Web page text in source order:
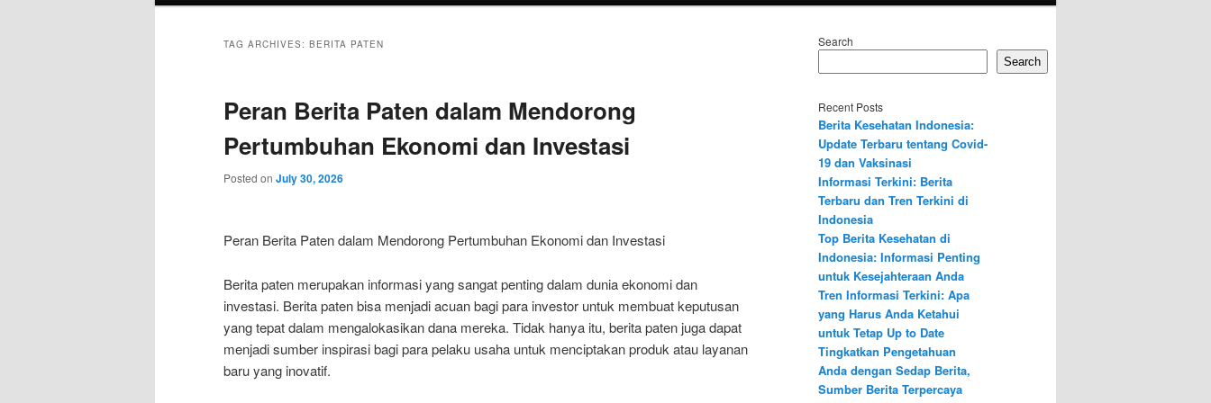
TAG ARCHIVES: BERITA PATEN
Peran Berita Paten dalam Mendorong
Pertumbuhan Ekonomi dan Investasi
Posted on July 30, 2026
Peran Berita Paten dalam Mendorong Pertumbuhan Ekonomi dan Investasi
Berita paten merupakan informasi yang sangat penting dalam dunia ekonomi dan
investasi. Berita paten bisa menjadi acuan bagi para investor untuk membuat keputusan
yang tepat dalam mengalokasikan dana mereka. Tidak hanya itu, berita paten juga dapat
menjadi sumber inspirasi bagi para pelaku usaha untuk menciptakan produk atau layanan
baru yang inovatif.
Search
Search
Recent Posts
Berita Kesehatan Indonesia:
Update Terbaru tentang Covid-
19 dan Vaksinasi
Informasi Terkini: Berita
Terbaru dan Tren Terkini di
Indonesia
Top Berita Kesehatan di
Indonesia: Informasi Penting
untuk Kesejahteraan Anda
Tren Informasi Terkini: Apa
yang Harus Anda Ketahui
untuk Tetap Up to Date
Tingkatkan Pengetahuan
Anda dengan Sedap Berita,
Sumber Berita Terpercaya